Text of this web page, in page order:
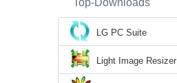
Top-Downloads
LG PC Suite
Light Image Resizer